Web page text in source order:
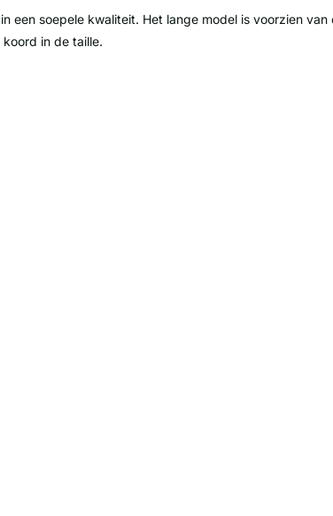
een soepele kwaliteit. Het lange model is voorzien
in de taille.